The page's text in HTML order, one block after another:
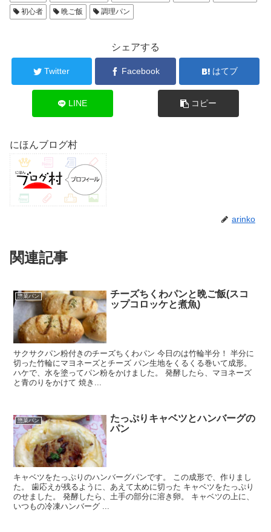
初心者
晩ご飯 調理パン
シェアする
Twitter Facebook はてブ
LINE コピー
にほんブログ村
arinko
関連記事
惣菜パン
チーズちくわパンと晩ご飯(スコ
ップコロッケと煮魚)
サクサクパン粉付きのチーズちくわパン 今日のは竹輪半分！ 半分に
切った竹輪にマヨネーズとチーズ パン生地をくるくる巻いて成形。
ハケで、水を塗ってパン粉をかけました。 発酵したら、マヨネーズ
と青のりをかけて 焼き...
惣菜パン
たっぷりキャベツとハンバーグの
パン
キャベツをたっぷりのハンバーグパンです。 この成形で、作りまし
た。 歯応えが残るように、あえて太めに切った キャベツをたっぷり
のせました。 発酵したら、土手の部分に溶き卵。 キャベツの上に、
いつもの冷凍ハンバーグ ...